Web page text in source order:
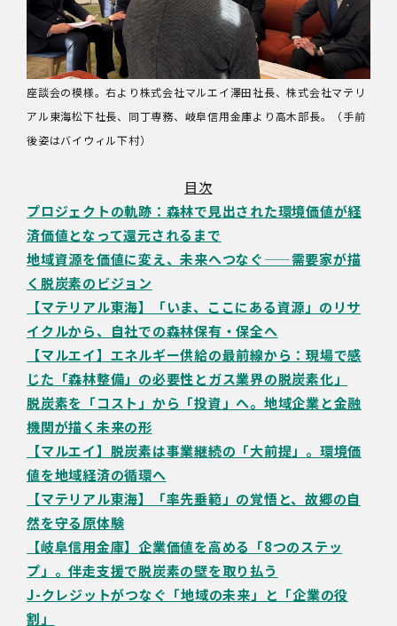
座談会の模様。右より株式会社マルエイ澤田社長、株式会社マテリ
アル東海松下社長、同丁専務、岐阜信用金庫より高木部長。（手前
後姿はバイウィル下村）
目次
プロジェクトの軌跡：森林で見出された環境価値が経
済価値となって還元されるまで
地域資源を価値に変え、未来へつなぐ——需要家が描
く脱炭素のビジョン
【マテリアル東海】「いま、ここにある資源」のリサ
イクルから、自社での森林保有・保全へ
【マルエイ】エネルギー供給の最前線から：現場で感
じた「森林整備」の必要性とガス業界の脱炭素化」
脱炭素を「コスト」から「投資」へ。地域企業と金融
機関が描く未来の形
【マルエイ】脱炭素は事業継続の「大前提」。環境価
値を地域経済の循環へ
【マテリアル東海】「率先垂範」の覚悟と、故郷の自
然を守る原体験
【岐阜信用金庫】企業価値を高める「8つのステッ
プ」。伴走支援で脱炭素の壁を取り払う
J-クレジットがつなぐ「地域の未来」と「企業の役
割」